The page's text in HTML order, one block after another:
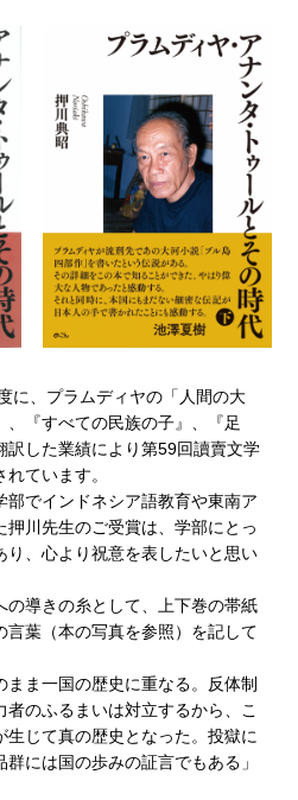
に、プラムディヤの「人間の大
『すべての民族の子』、『足
訳した業績により第59回讀賣文学
ています。
でインドネシア語教育や東南ア
川先生のご受賞は、学部にとっ
り、心より祝意を表したいと思い
導きの糸として、上下巻の帯紙
言葉（本の写真を参照）を記して
ま一国の歴史に重なる。反体制
のふるまいは対立するから、こ
生じて真の歴史となった。投獄に
には国の歩みの証言でもある」